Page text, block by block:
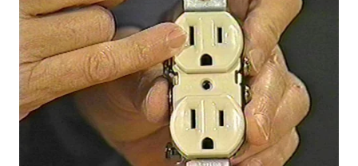
WAHANA
NEWS
WAHANA
TANI